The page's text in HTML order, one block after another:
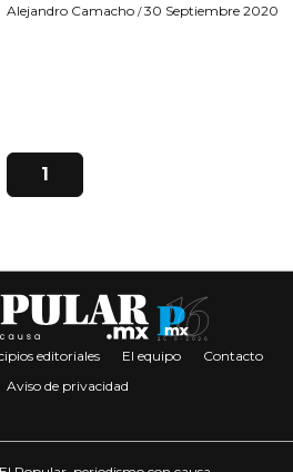
Alejandro Camacho/30 Septiembre 2020
1
editoriales El equipo
Contacto
Aviso de privacidad